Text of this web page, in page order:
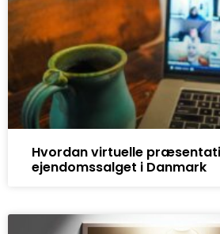
Hvordan virtuelle
ejendomssalget i Danmark